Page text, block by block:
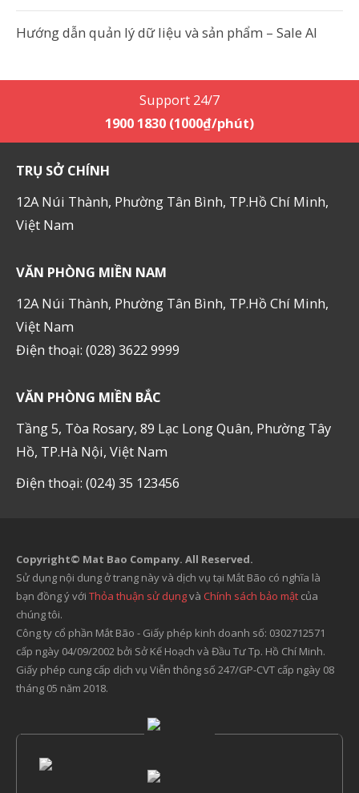
Hướng dẫn quản lý dữ liệu và sản phẩm – Sale AI
Support 24/7
1900 1830 (1000₫/phút)
TRỤ SỞ CHÍNH
12A Núi Thành, Phường Tân Bình, TP.Hồ Chí Minh,
Việt Nam
VĂN PHÒNG MIỀN NAM
12A Núi Thành, Phường Tân Bình, TP.Hồ Chí Minh,
Việt Nam
Điện thoại: (028) 3622 9999
VĂN PHÒNG MIỀN BẮC
Tầng 5, Tòa Rosary, 89 Lạc Long Quân, Phường Tây
Hồ, TP.Hà Nội, Việt Nam
Điện thoại: (024) 35 123456
Copyright© Mat Bao Company. All Reserved.
Sử dụng nội dung ở trang này và dịch vụ tại Mắt Bão có nghĩa là
bạn đồng ý với Thỏa thuận sử dụngvà Chính sách bảo mật của
chúng tôi.
Công ty cổ phần Mắt Bão - Giấy phép kinh doanh số: 0302712571
cấp ngày 04/09/2002 bởi Sở Kế Hoạch và Đầu Tư Tp. Hồ Chí Minh.
Giấy phép cung cấp dịch vụ Viễn thông số 247/GP-CVT cấp ngày 08
tháng 05 năm 2018.